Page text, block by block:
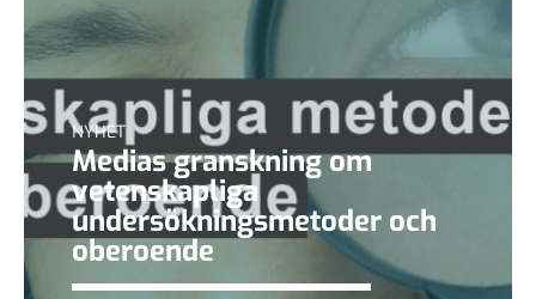
NYHET
Medias granskning om
vetenskapliga
undersökningsmetoder och
oberoende